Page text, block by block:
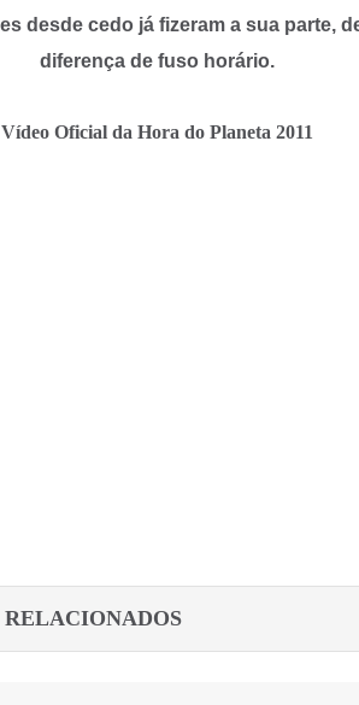
desde cedo já fizeram a sua parte,
diferença de fuso horário.
Vídeo Oficial da Hora do Planeta 2011
RELACIONADOS